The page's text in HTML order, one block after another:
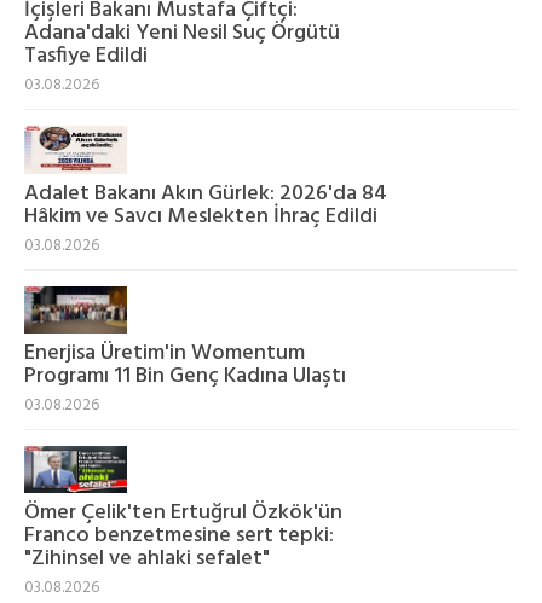
İçişleri Bakanı Mustafa Çiftçi:
Adana'daki Yeni Nesil Suç Örgütü
Tasfiye Edildi
03.08.2026
Adalet Bakanı Akın Gürlek: 2026'da 84
Hâkim ve Savcı Meslekten İhraç Edildi
03.08.2026
Enerjisa Üretim'in Womentum
Programı 11 Bin Genç Kadına Ulaştı
03.08.2026
Ömer Çelik'ten Ertuğrul Özkök'ün
Franco benzetmesine sert tepki:
"Zihinsel ve ahlaki sefalet"
03.08.2026